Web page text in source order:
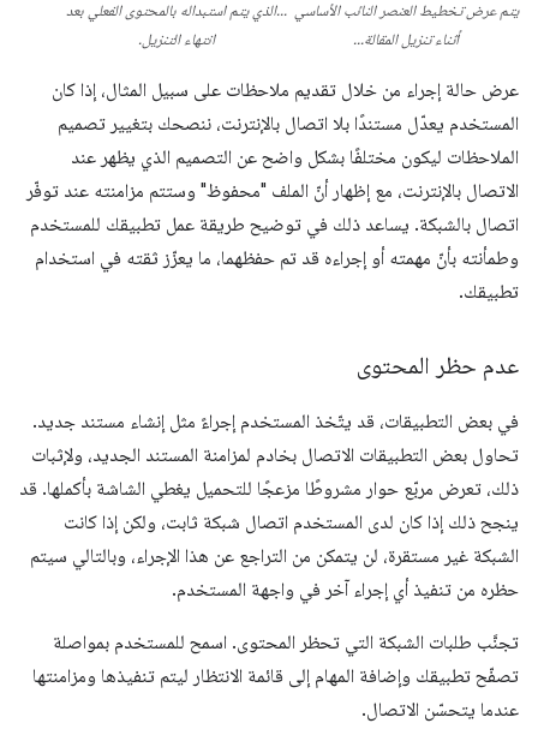
يتم عرض تخطيط العنصر النائب الأساسي
أثناء تنزيل المقالة...
...الذي يتم استبداله بالمحتوى الفعلي بعد
انتهاء التنزيل.
عرض حالة إجراء من خلال تقديم ملاحظات على سبيل المثال، إذا كان
المستخدم يعدّل مستندًا بلا اتصال بالإنترنت، ننصحك بتغيير تصميم
الملاحظات ليكون مختلفًا بشكل واضح عن التصميم الذي يظهر عند
الاتصال بالإنترنت، مع إظهار أنّ الملف "محفوظ" وستتم مزامنته عند توفّر
اتصال بالشبكة. يساعد ذلك في توضيح طريقة عمل تطبيقك للمستخدم
وطمأنته بأنّ مهمته أو إجراءه قد تم حفظهما، ما يعزّز ثقته في استخدام
تطبيقك.
عدم حظر المحتوى
في بعض التطبيقات، قد يتّخذ المستخدم إجراءً مثل إنشاء مستند جديد.
تحاول بعض التطبيقات الاتصال بخادم لمزامنة المستند الجديد، ولإثبات
ذلك، تعرض مربّع حوار مشروطًا مزعجًا للتحميل يغطي الشاشة بأكملها. قد
ينجح ذلك إذا كان لدى المستخدم اتصال شبكة ثابت، ولكن إذا كانت
الشبكة غير مستقرة، لن يتمكن من التراجع عن هذا الإجراء، وبالتالي سيتم
حظره من تنفيذ أي إجراء آخر في واجهة المستخدم.
تجنَّب طلبات الشبكة التي تحظر المحتوى. اسمح للمستخدم بمواصلة
تصفّح تطبيقك وإضافة المهام إلى قائمة الانتظار ليتم تنفيذها ومزامنتها
عندما يتحسّن الاتصال.